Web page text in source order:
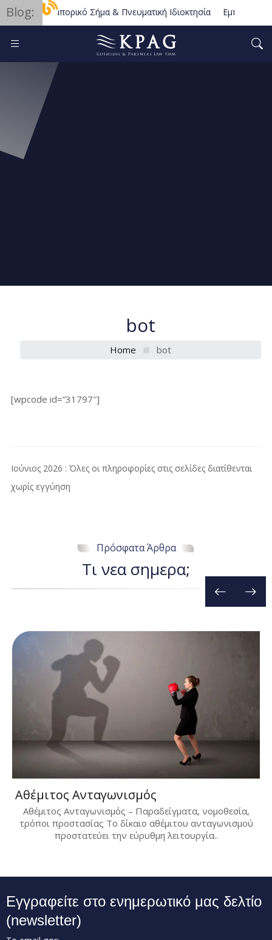
Blog: Εμπορικό Σήμα & Πνευματική Ιδιοκτησία Εμπορικές
Διεθνείς Συμβάσεις – Διαιτησία – Επιλογή Δικαίου
bot
Home bot
[wpcode id=”31797″]
Ιούνιος 2026 : Όλες οι πληροφορίες στις σελίδες διατίθενται
χωρίς εγγύηση
Πρόσφατα Άρθρα
Τι νεα σημερα;
Αθέμιτος Ανταγωνισμός
Αθέμιτος Ανταγωνισμός – Παραδείγματα, νομοθεσία,
τρόποι προστασίας Το δίκαιο αθέμιτου ανταγωνισμού
προστατεύει την εύρυθμη λειτουργία..
Εγγραφείτε στο ενημερωτικό μας δελτίο
(newsletter)